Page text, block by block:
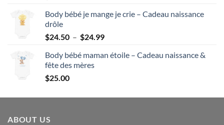
Body bébé je mange je crie – Cadeau naissance
drôle
$24.50 – $24.99Plage
prix :
Body bébé maman étoile – Cadeau naissance &
fête des mères
$25.00
ABOUT US